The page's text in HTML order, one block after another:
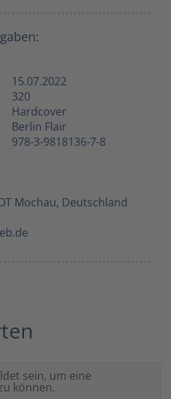
15.07.2022
320
Hardcover
Berlin Flair
978-3-9818136-7-8
Mochau, Deutschland
sein, um eine
können.